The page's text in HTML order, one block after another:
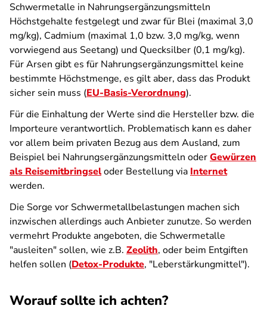
Schwermetalle in Nahrungsergänzungsmitteln
Höchstgehalte festgelegt und zwar für Blei (maximal 3,0
mg/kg), Cadmium (maximal 1,0 bzw. 3,0 mg/kg, wenn
vorwiegend aus Seetang) und Quecksilber (0,1 mg/kg).
Für Arsen gibt es für Nahrungsergänzungsmittel keine
bestimmte Höchstmenge, es gilt aber, dass das Produkt
sicher sein muss (EU-Basis-Verordnung).
Für die Einhaltung der Werte sind die Hersteller bzw. die
Importeure verantwortlich. Problematisch kann es daher
vor allem beim privaten Bezug aus dem Ausland, zum
Beispiel bei Nahrungsergänzungsmitteln oderGewürzen
als Reisemitbringseloder Bestellung via Internet
werden.
Die Sorge vor Schwermetallbelastungen machen sich
inzwischen allerdings auch Anbieter zunutze. So werden
vermehrt Produkte angeboten, die Schwermetalle
"ausleiten" sollen, wie z.B. Zeolith, oder beim Entgiften
helfen sollen (Detox-Produkte, "Leberstärkungmittel").
Worauf sollte ich achten?